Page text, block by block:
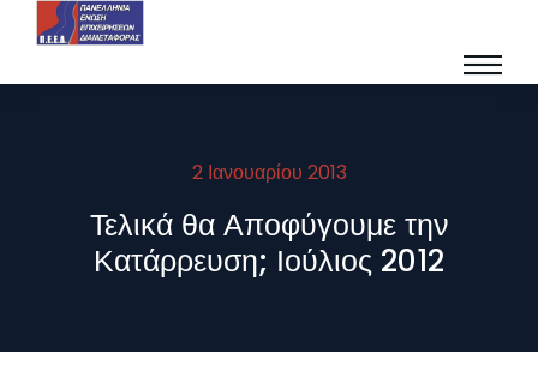
2 Ιανουαρίου 2013
Τελικά θα Αποφύγουμε την
Κατάρρευση; Ιούλιος 2012